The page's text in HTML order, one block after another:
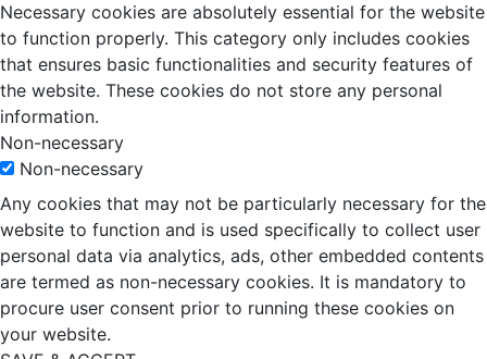
Necessary cookies are absolutely essential for the website
to function properly. This category only includes cookies
that ensures basic functionalities and security features of
the website. These cookies do not store any personal
information.
Non-necessary
Non-necessary
Any cookies that may not be particularly necessary for the
website to function and is used specifically to collect user
personal data via analytics, ads, other embedded contents
are termed as non-necessary cookies. It is mandatory to
procure user consent prior to running these cookies on
your website.